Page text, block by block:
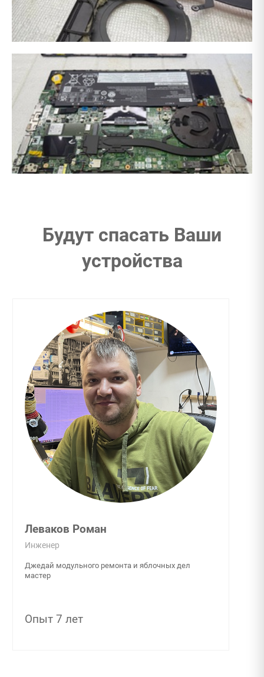
Будут спасать Ваши
устройства
Леваков Роман
Инженер
Джедай модульного ремонта и яблочных дел
мастер
Опыт 7 лет